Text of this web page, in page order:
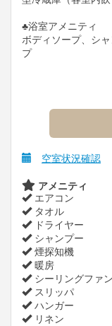
♣️浴室アメニティ
ボディソープ、シ
プ
空室状況確認
アメニティ
エアコン
タオル
ドライヤー
シャンプー
煙探知機
暖房
シーリングファン
スリッパ
ハンガー
リネン